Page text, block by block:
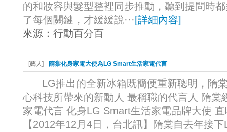
的和妝容與髮型整裡同步推動，聽到提問時
了每個關鍵，才緩緩說··· [詳細內容]
來源： 行動百分百
[藝人] 隋棠化身家電大使為LG Smart生活家電代言
LG推出的全新冰箱既簡便重新聰明，隋
心科技所帶來的新動人 最稱職的代言人 隋棠
家電代言 化身LG Smart生活家電品牌大使
【2012年12月4日，台北訊】隋棠自去年接下